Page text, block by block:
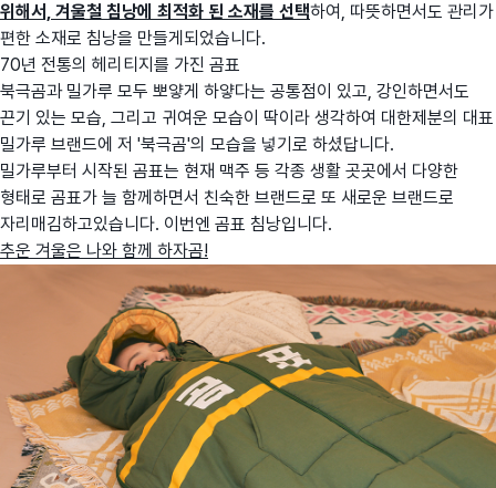
위해서, 겨울철 침낭에 최적화 된 소재를 선택하여, 따뜻하면서도 관리가
편한 소재로 침낭을 만들게되었습니다.
70년 전통의 헤리티지를 가진 곰표
북극곰과 밀가루 모두 뽀얗게 하얗다는 공통점이 있고, 강인하면서도
끈기 있는 모습, 그리고 귀여운 모습이 딱이라 생각하여 대한제분의 대표
밀가루 브랜드에 저 '북극곰'의 모습을 넣기로 하셨답니다.
밀가루부터 시작된 곰표는 현재 맥주 등 각종 생활 곳곳에서 다양한
형태로 곰표가 늘 함께하면서 친숙한 브랜드로 또 새로운 브랜드로
자리매김하고있습니다. 이번엔 곰표 침낭입니다.
추운 겨울은 나와 함께 하자곰!